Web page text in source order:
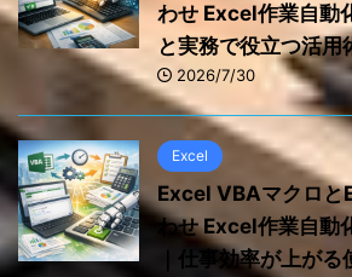
わせ Excel作業自動
と実務で役立つ活用
2026/7/30
Excel
Excel VBAマクロと
わせ Excel作業自動
｜仕事効率が上が